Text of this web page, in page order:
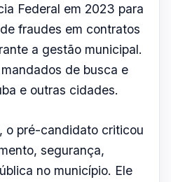
Federal em 2023 para
fraudes em contratos
a gestão municipal.
de busca e
e outras cidades.
o pré-candidato criticou
segurança,
no município. Ele